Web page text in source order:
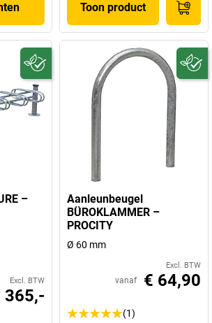
Toon product
–
Excl. BTW
365,-
Aanleunbeugel
BÜROKLAMMER –
PROCITY
Ø 60 mm
Excl. BTW
vanaf € 64,90
(1)